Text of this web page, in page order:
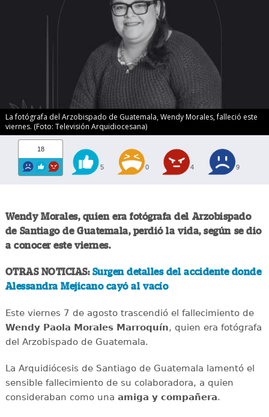
La fotógrafa del Arzobispado de Guatemala, Wendy Morales, falleció este
viernes. (Foto: Televisión Arquidiocesana)
18
5 0 4 9
Wendy Morales, quien era fotógrafa del Arzobispado
de Santiago de Guatemala, perdió la vida, según se dio
a conocer este viernes.
OTRAS NOTICIAS: Surgen detalles del accidente donde
Alessandra Mejicano cayó al vacío
Este viernes 7 de agosto trascendió el fallecimiento de
Wendy Paola Morales Marroquín, quien era fotógrafa
del Arzobispado de Guatemala.
La Arquidiócesis de Santiago de Guatemala lamentó el
sensible fallecimiento de su colaboradora, a quien
consideraban como una amiga y compañera.